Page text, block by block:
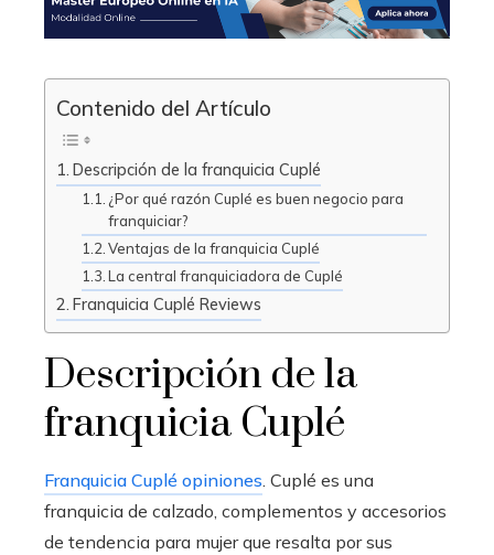
Contenido del Artículo
Descripción de la franquicia Cuplé
¿Por qué razón Cuplé es buen negocio para
franquiciar?
Ventajas de la franquicia Cuplé
La central franquiciadora de Cuplé
Franquicia Cuplé Reviews
Descripción de la
franquicia Cuplé
Franquicia Cuplé opiniones. Cuplé es una
franquicia de calzado, complementos y accesorios
de tendencia para mujer que resalta por sus